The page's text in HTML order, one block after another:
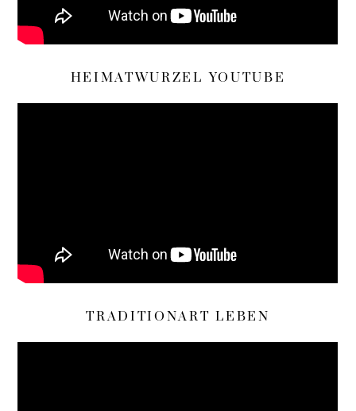
HEIMATWURZEL YOUTUBE
TRADITIONART LEBEN